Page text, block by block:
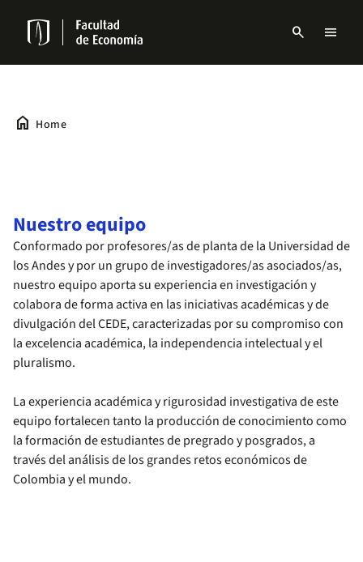
Navbar
search menu
home Home
Nuestro equipo
Conformado por profesores/as de planta de la Universidad de
los Andes y por un grupo de investigadores/as asociados/as,
nuestro equipo aporta su experiencia en investigación y
colabora de forma activa en las iniciativas académicas y de
divulgación del CEDE, caracterizadas por su compromiso con
la excelencia académica, la independencia intelectual y el
pluralismo.
La experiencia académica y rigurosidad investigativa de este
equipo fortalecen tanto la producción de conocimiento como
la formación de estudiantes de pregrado y posgrados, a
través del análisis de los grandes retos económicos de
Colombia y el mundo.